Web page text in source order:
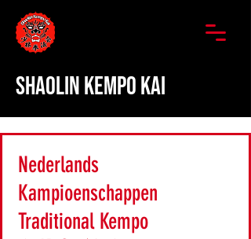
SHAOLIN KEMPO KAI
Nederlands
Kampioenschappen
Traditional Kempo